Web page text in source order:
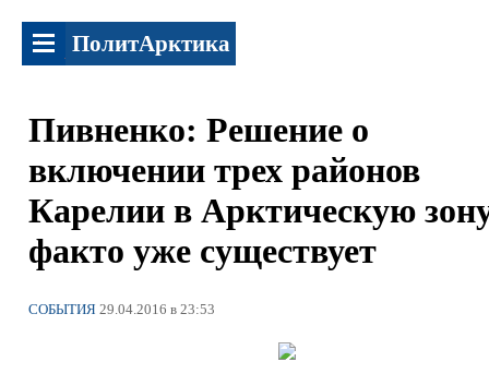
ПолитАрктика
Пивненко: Решение о
включении трех районов
Карелии в Арктическую
факто уже существует
СОБЫТИЯ 29.04.2016 в 23:53